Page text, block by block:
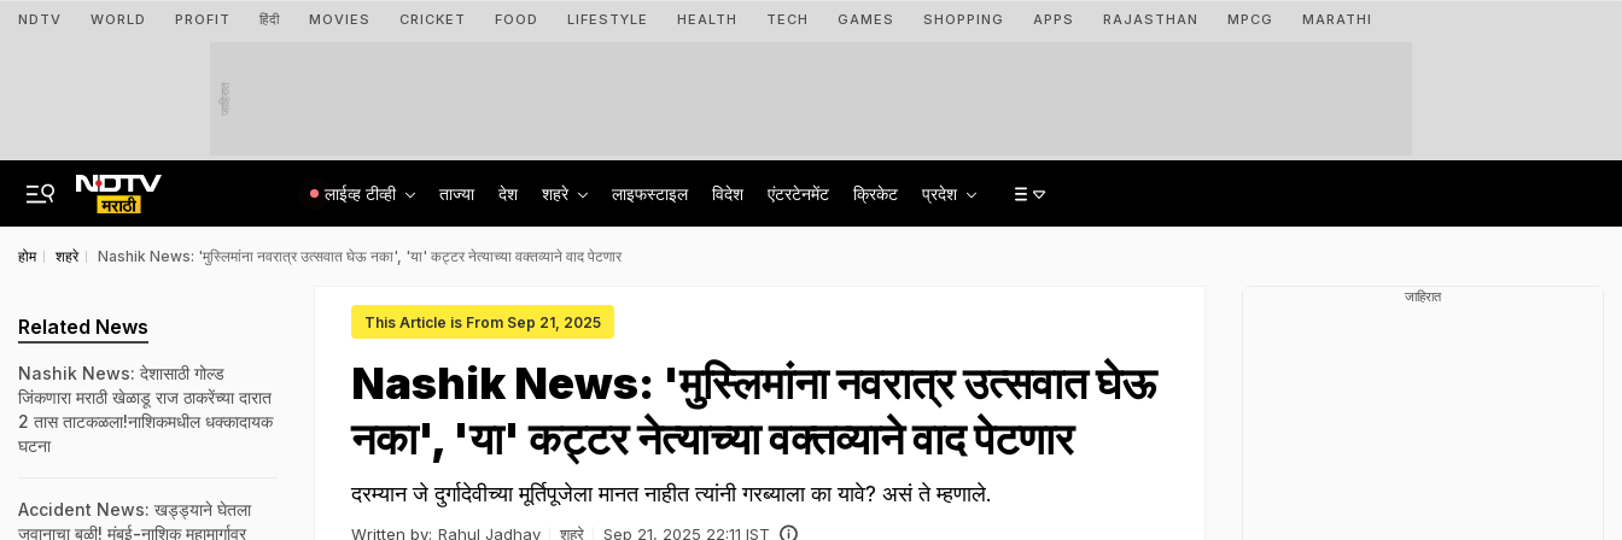
NDTV WORLD PROFIT हिंदी MOVIES CRICKET FOOD LIFESTYLE HEALTH TECH GAMES SHOPPING APPS RAJASTHAN MPCG MARATHI
जाहिरात
लाईव्ह टीव्ही ताज्या देश शहरे लाइफस्टाइल विदेश एंटरटेनमेंट क्रिकेट प्रदेश
होम शहरे Nashik News: 'मुस्लिमांना नवरात्र उत्सवात घेऊ नका', 'या' कट्टर नेत्याच्या वक्तव्याने वाद पेटणार
This Article is From Sep 21, 2025
Nashik News: 'मुस्लिमांना नवरात्र उत्सवात घेऊ
नका', 'या' कट्टर नेत्याच्या वक्तव्याने वाद पेटणार
दरम्यान जे दुर्गादेवीच्या मूर्तिपूजेला मानत नाहीत त्यांनी गरब्याला का यावे? असं ते म्हणाले.
Written by: Rahul Jadhav शहरे Sep 21, 2025 22:11 IST
Related News
Nashik News: देशासाठी गोल्ड
जिंकणारा मराठी खेळाडू राज ठाकरेंच्या दारात
2 तास ताटकळला!नाशिकमधील धक्कादायक
घटना
Accident News: खड्ड्याने घेतला
जवानाचा बळी! मुंबई-नाशिक महामार्गावर
जाहिरात